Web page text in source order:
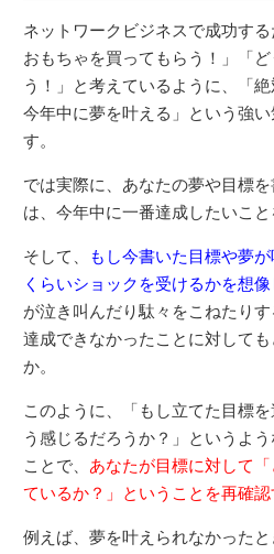
ネットワークビジネスで成功す
おもちゃを買ってもらう！」「
う！」と考えているように、「
今年中に夢を叶える」という強
す。
では実際に、あなたの夢や目標
は、今年中に一番達成したいこと
そして、
もし今書いた目標や夢
くらいショックを受けるかを想
が泣き叫んだり駄々をこねたり
達成できなかったことに対して
か。
このように、「もし立てた目標
う感じるだろうか？」というよ
ことで、 あなたが目標に対して
ているか？」ということを再確認
例えば、夢を叶えられなかった